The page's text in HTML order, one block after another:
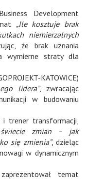
Development
„Ile kosztuje brak
niemierzalnych
że brak uznania
wymierne straty dla
KATOWICE)
lidera”, zwracając
w budowaniu
i trener transformacji,
zmian – jak
się zmienia”, dzieląc
w dynamicznym
temat